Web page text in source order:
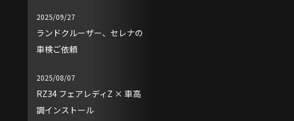
2025/09/27
ランドクルーザー、セレナの
車検ご依頼
2025/08/07
RZ34 フェアレディZ × 車高
調インストール